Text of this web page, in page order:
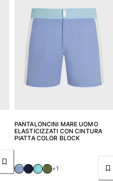
PANTALONCINI MARE UOMO
ELASTICIZZATI CON CINTURA
PIATTA COLOR BLOCK
+1